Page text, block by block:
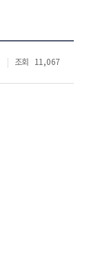
조회 11,067